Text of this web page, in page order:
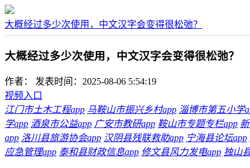
大概经过多少次使用，中文汉字会变得很松弛？
大概经过多少次使用，中文汉字会变得很松弛？
作者：
发表时间：2025-08-06 5:54:19
视频入口
江门市土木工程app 马鞍山市振兴乡村app 淄博市第五小学
学app 酒泉市公益app 广安市教研app 鞍山市专题专栏app
app 洛川县旅游协会app 汉阴县残联救助app 宁海县论坛app
应急管理app 泰和县财政信息app 修文县风力发电app 独山